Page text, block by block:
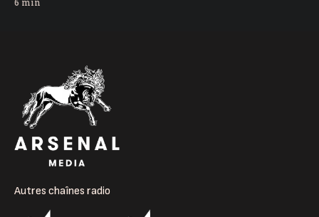
Autres chaînes radio